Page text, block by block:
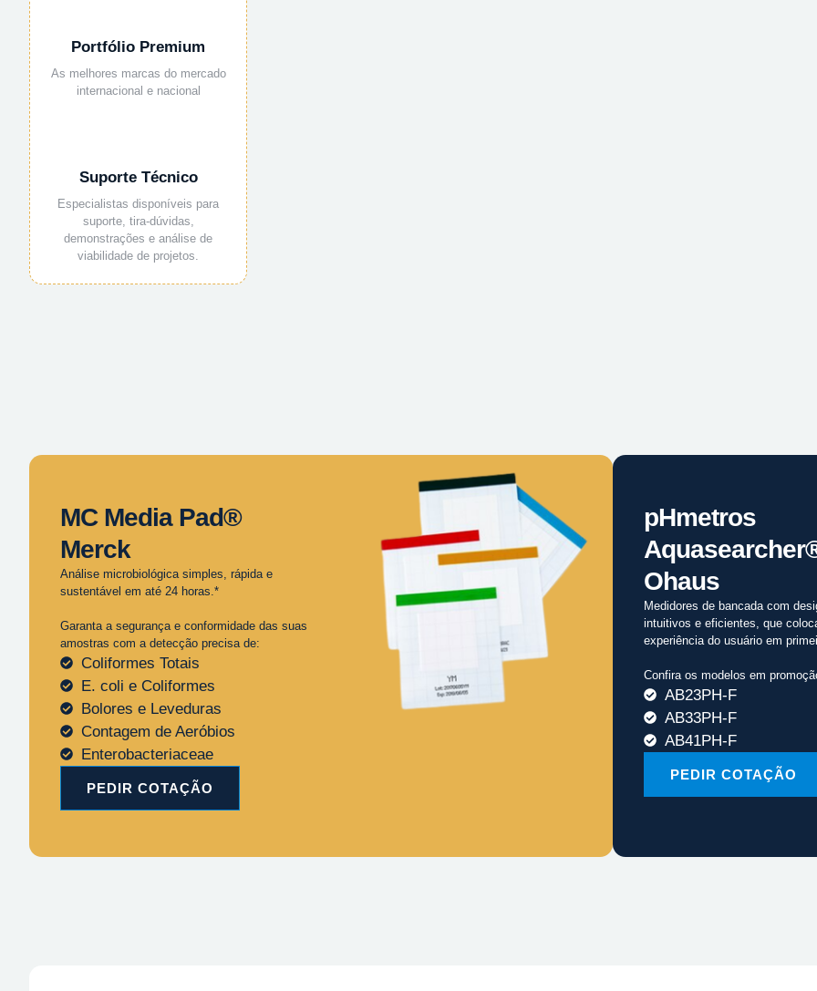
Portfólio Premium
As melhores marcas do mercado
internacional e nacional
Suporte Técnico
Especialistas disponíveis para
suporte, tira-dúvidas,
demonstrações e análise de
viabilidade de projetos.
MC Media Pad®
Merck
Análise microbiológica simples, rápida e
sustentável em até 24 horas.*
Garanta a segurança e conformidade das suas
amostras com a detecção precisa de:
Coliformes Totais
E. coli e Coliformes
Bolores e Leveduras
Contagem de Aeróbios
Enterobacteriaceae
PEDIR COTAÇÃO
pHmetros
Ohaus
Medidores de bancada com
intuitivos e eficientes, que
experiência do usuário em
Confira os modelos em
AB23PH-F
AB33PH-F
AB41PH-F
PEDIR COTAÇÃO